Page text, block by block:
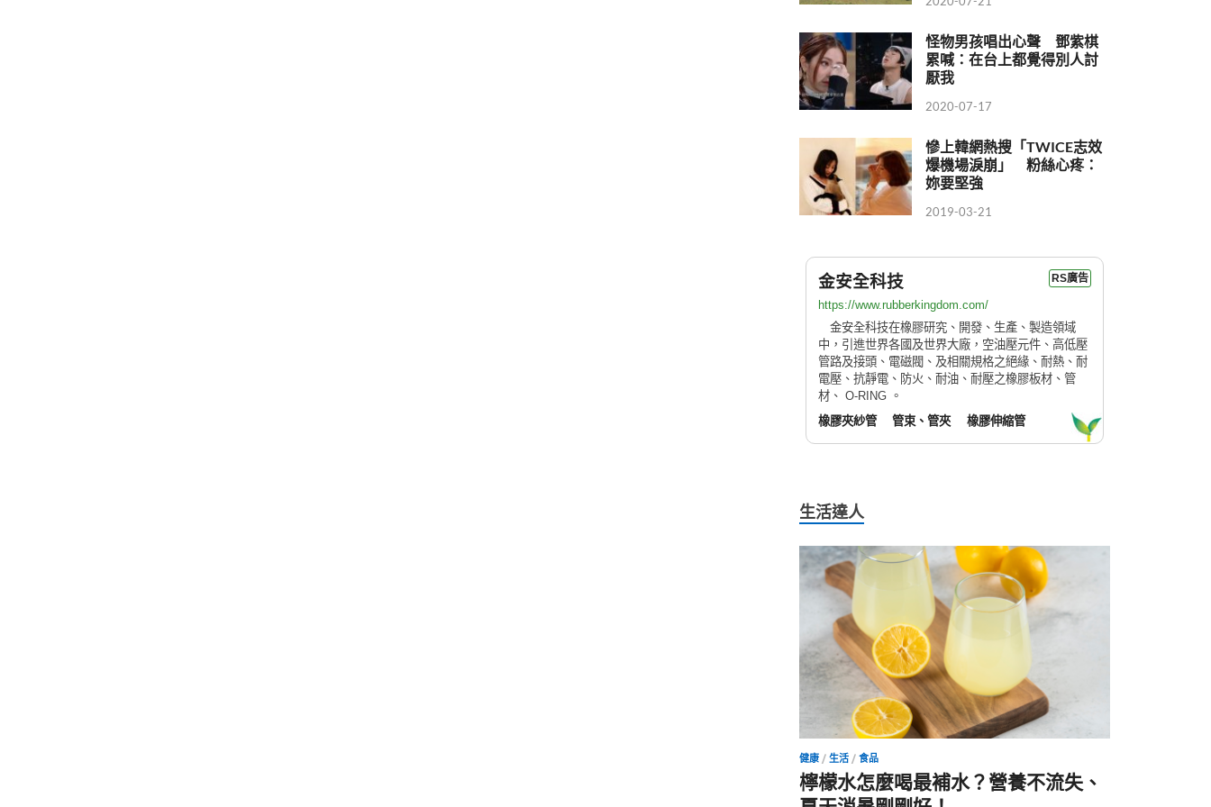
怪物男孩唱出心聲 鄧紫棋
累喊：在台上都覺得別人討
厭我
2020-07-17
慘上韓網熱搜「TWICE志效
爆機場淚崩」 粉絲心疼：
妳要堅強
2019-03-21
金安全科技 RS廣告
https://www.rubberkingdom.com/
金安全科技在橡膠研究、開發、生產、製造領域
中，引進世界各國及世界大廠，空油壓元件、高低壓
管路及接頭、電磁閥、及相關規格之絕緣、耐熱、耐
電壓、抗靜電、防火、耐油、耐壓之橡膠板材、管
材、 O-RING 。
橡膠夾紗管
管束、管夾 橡膠伸縮管
生活達人
健康 /生活 /食品
檸檬水怎麼喝最補水？營養不流失、